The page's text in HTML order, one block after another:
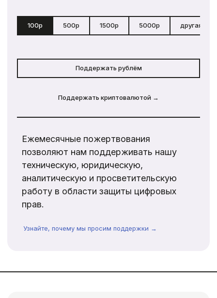
100р 500р 1500р 5000р другая
Поддержать рублём
Поддержать криптовалютой →
Ежемесячные пожертвования
позволяют нам поддерживать нашу
техническую, юридическую,
аналитическую и просветительскую
работу в области защиты цифровых
прав.
Узнайте, почему мы просим поддержки →